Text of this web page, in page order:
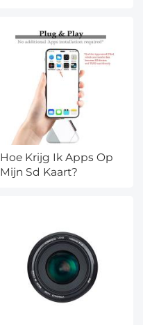
Hoe Krijg Ik Apps Op
Mijn Sd Kaart?